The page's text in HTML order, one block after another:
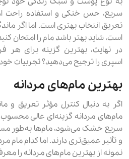
سریع، حس خنکی و استفاده راحت
تعریق انتخاب بهتری است. اما اگر
است، شاید بهتر باشد مام را امتحان
در نهایت، بهترین گزینه برای هر
اسپری را ترجیح می‌دهید؟ تجربیات خود
بهترین مام‌های مردانه
اگر به دنبال کنترل مؤثر تعریق و
مام‌های مردانه گزینه‌ای عالی
سریع خشک می‌شود، مام‌ها به‌طور
و تأثیر عمیق‌تری دارند. اما کدام مام
نمونه از بهترین مام‌های مردانه را